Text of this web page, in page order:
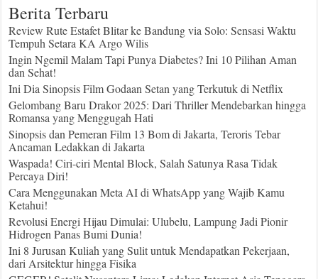
Berita Terbaru
Review Rute Estafet Blitar ke Bandung via Solo: Sensasi Waktu
Tempuh Setara KA Argo Wilis
Ingin Ngemil Malam Tapi Punya Diabetes? Ini 10 Pilihan Aman
dan Sehat!
Ini Dia Sinopsis Film Godaan Setan yang Terkutuk di Netflix
Gelombang Baru Drakor 2025: Dari Thriller Mendebarkan hingga
Romansa yang Menggugah Hati
Sinopsis dan Pemeran Film 13 Bom di Jakarta, Teroris Tebar
Ancaman Ledakkan di Jakarta
Waspada! Ciri-ciri Mental Block, Salah Satunya Rasa Tidak
Percaya Diri!
Cara Menggunakan Meta AI di WhatsApp yang Wajib Kamu
Ketahui!
Revolusi Energi Hijau Dimulai: Ulubelu, Lampung Jadi Pionir
Hidrogen Panas Bumi Dunia!
Ini 8 Jurusan Kuliah yang Sulit untuk Mendapatkan Pekerjaan,
dari Arsitektur hingga Fisika